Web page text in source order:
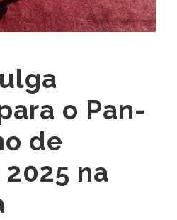
o Pan-
de
na